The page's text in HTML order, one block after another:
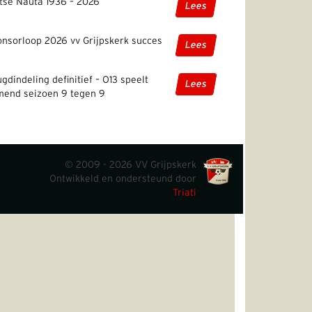
Nauta 1936 – 2026 Lees
2026 vv Grijpskerk succes Lees
definitief – O13 speelt
seizoen 9 tegen 9
Lees
© 2009 - 2026 VV Grijpskerk
Ontwikkeld en ondersteund door
Triati